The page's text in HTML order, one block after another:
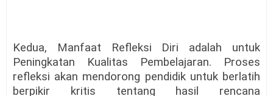
Kedua, Manfaat Refleksi Diri adalah untuk
Peningkatan Kualitas Pembelajaran. Proses
refleksi akan mendorong pendidik untuk berlatih
berpikir kritis tentang hasil rencana